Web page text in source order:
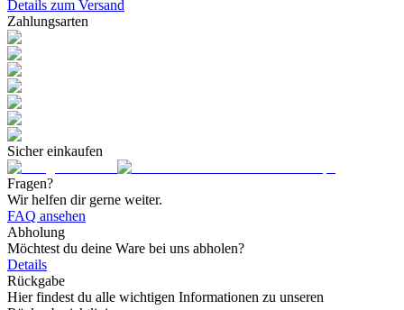
Details zum Versand
Zahlungsarten
Sicher einkaufen
Fragen?
Wir helfen dir gerne weiter.
FAQ ansehen
Abholung
Möchtest du deine Ware bei uns abholen?
Details
Rückgabe
Hier findest du alle wichtigen Informationen zu unseren